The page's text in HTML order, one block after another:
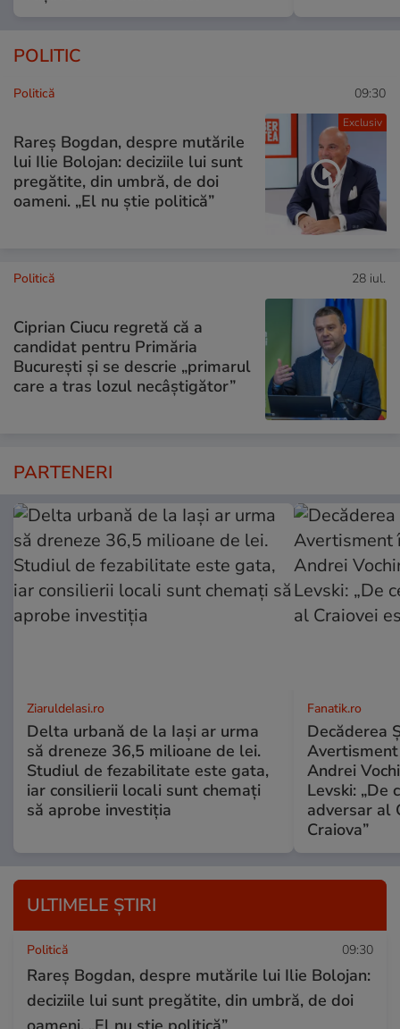
POLITIC
Exclusiv
Politică 09:30
Rareș Bogdan, despre mutările
lui Ilie Bolojan: deciziile lui sunt
pregătite, din umbră, de doi
oameni. „El nu știe politică”
Politică 28 iul.
Ciprian Ciucu regretă că a
candidat pentru Primăria
București și se descrie „primarul
care a tras lozul necâștigător”
PARTENERI
ZiaruldeIasi.ro
Delta urbană de la Iași ar urma
să dreneze 36,5 milioane de lei.
Studiul de fezabilitate este gata,
iar consilierii locali sunt chemați
să aprobe investiția
Fanatik.ro
Decăderea
Andrei
Levski: „De
adversar al
Craiova”
ULTIMELE ȘTIRI
Politică 09:30
Rareș Bogdan, despre mutările lui Ilie Bolojan:
deciziile lui sunt pregătite, din umbră, de doi